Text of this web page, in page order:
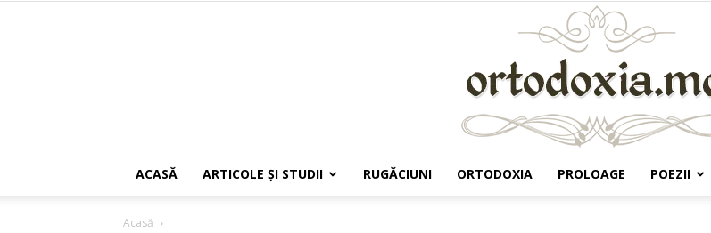
ACASĂ ARTICOLE ŞI STUDII RUGĂCIUNI ORTODOXIA PROLOAGE POEZII
Acasă